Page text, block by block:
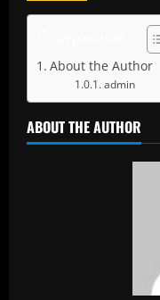
About the Author
admin
ABOUT THE AUTHOR